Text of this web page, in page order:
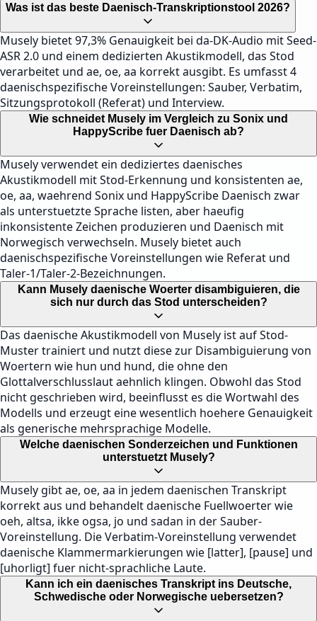
Was ist das beste Daenisch-Transkriptionstool 2026?
Musely bietet 97,3% Genauigkeit bei da-DK-Audio mit Seed-
ASR 2.0 und einem dedizierten Akustikmodell, das Stod
verarbeitet und ae, oe, aa korrekt ausgibt. Es umfasst 4
daenischspezifische Voreinstellungen: Sauber, Verbatim,
Sitzungsprotokoll (Referat) und Interview.
Wie schneidet Musely im Vergleich zu Sonix und
HappyScribe fuer Daenisch ab?
Musely verwendet ein dediziertes daenisches
Akustikmodell mit Stod-Erkennung und konsistenten ae,
oe, aa, waehrend Sonix und HappyScribe Daenisch zwar
als unterstuetzte Sprache listen, aber haeufig
inkonsistente Zeichen produzieren und Daenisch mit
Norwegisch verwechseln. Musely bietet auch
daenischspezifische Voreinstellungen wie Referat und
Taler-1/Taler-2-Bezeichnungen.
Kann Musely daenische Woerter disambiguieren, die
sich nur durch das Stod unterscheiden?
Das daenische Akustikmodell von Musely ist auf Stod-
Muster trainiert und nutzt diese zur Disambiguierung von
Woertern wie hun und hund, die ohne den
Glottalverschlusslaut aehnlich klingen. Obwohl das Stod
nicht geschrieben wird, beeinflusst es die Wortwahl des
Modells und erzeugt eine wesentlich hoehere Genauigkeit
als generische mehrsprachige Modelle.
Welche daenischen Sonderzeichen und Funktionen
unterstuetzt Musely?
Musely gibt ae, oe, aa in jedem daenischen Transkript
korrekt aus und behandelt daenische Fuellwoerter wie
oeh, altsa, ikke ogsa, jo und sadan in der Sauber-
Voreinstellung. Die Verbatim-Voreinstellung verwendet
daenische Klammermarkierungen wie [latter], [pause] und
[uhorligt] fuer nicht-sprachliche Laute.
Kann ich ein daenisches Transkript ins Deutsche,
Schwedische oder Norwegische uebersetzen?